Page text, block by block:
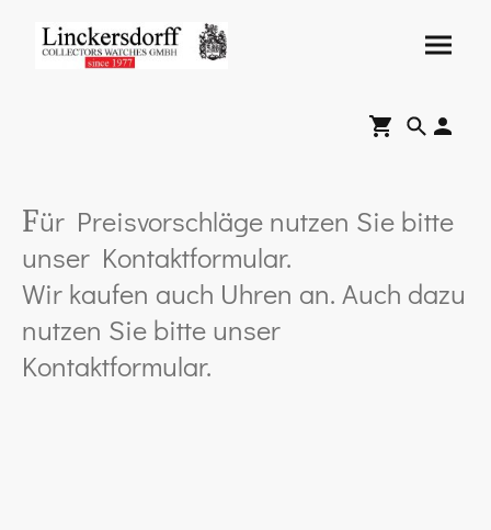
Für Preisvorschläge nutzen Sie bitte
unser Kontaktformular.
Wir kaufen auch Uhren an. Auch dazu
nutzen Sie bitte unser
Kontaktformular.